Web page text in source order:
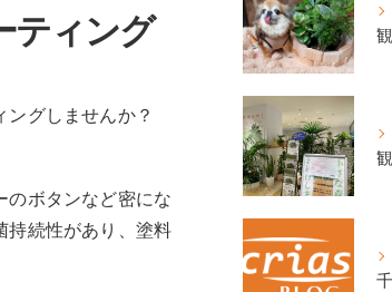
ティング
グしませんか？
のボタンなど密にな
持続性があり、塗料